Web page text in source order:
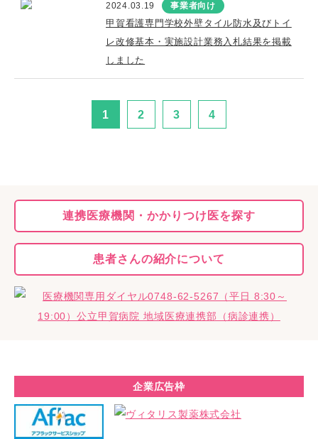
2024.03.19 事業者向け
甲賀看護専門学校外壁タイル防水及びトイ
レ改修基本・実施設計業務入札結果を掲載
しました
1 2 3 4
連携医療機関・かかりつけ医を探す
患者さんの紹介について
企業広告枠